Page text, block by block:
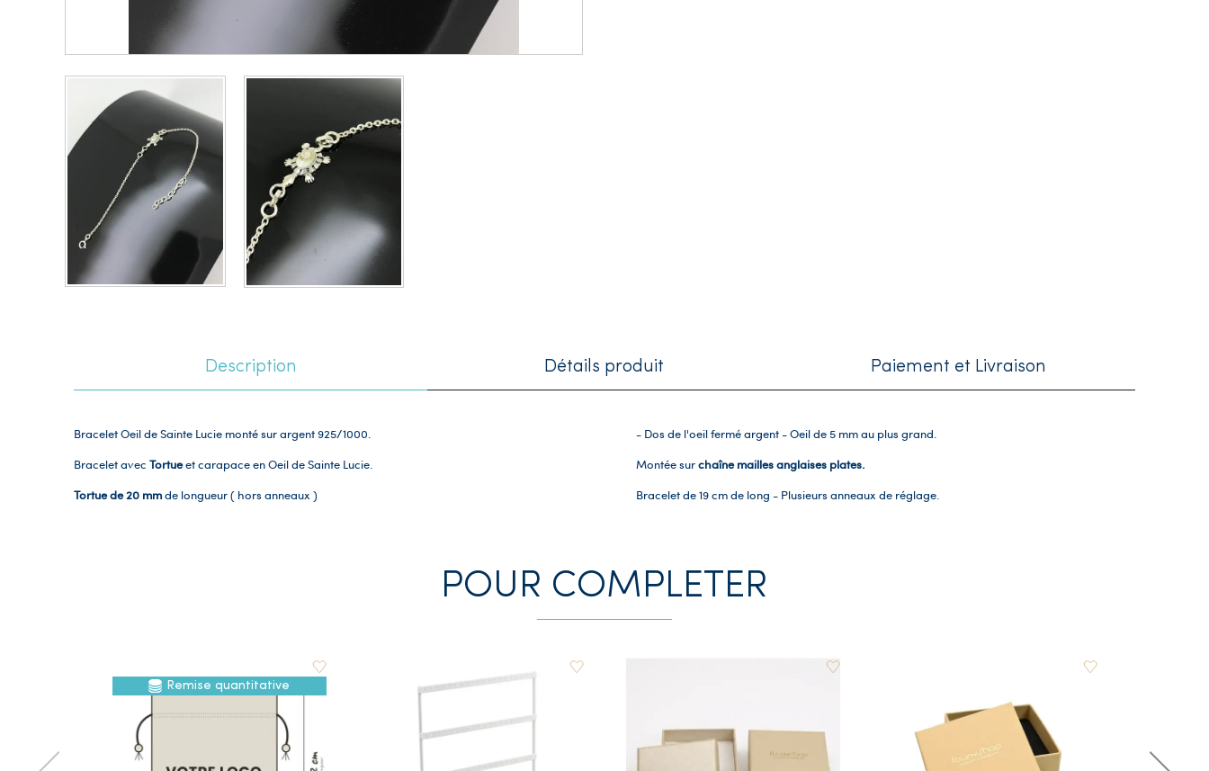
Description Détails produit Paiement et Livraison
Bracelet Oeil de Sainte Lucie monté sur argent925/1000.
Bracelet avec Tortueet carapace en Oeil de Sainte Lucie.
Tortue de 20 mmde longueur ( hors anneaux )
- Dos de l'oeil fermé argent - Oeil de 5 mm au plus grand.
Montée surchaîne mailles anglaises plates.
Bracelet de 19 cm de long - Plusieurs anneaux de réglage.
POUR COMPLETER
Remise quantitative